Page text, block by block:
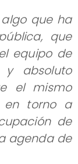
que ha
que
equipo de
absoluto
el mismo
en torno a
de
agenda de